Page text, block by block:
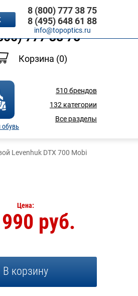
648 61 88
777 38 75
Корзина (0)
510 брендов
132 категории
Все разделы
8 (800) 777 38 75
8 (495) 648 61 88
info@topoptics.ru
Levenhuk DTX 700 Mobi
Цена:
руб.
В корзину